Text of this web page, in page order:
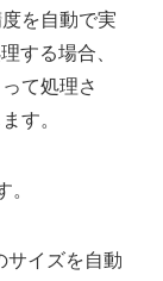
を自動で実
する場合、
て処理さ
す。
イズを自動